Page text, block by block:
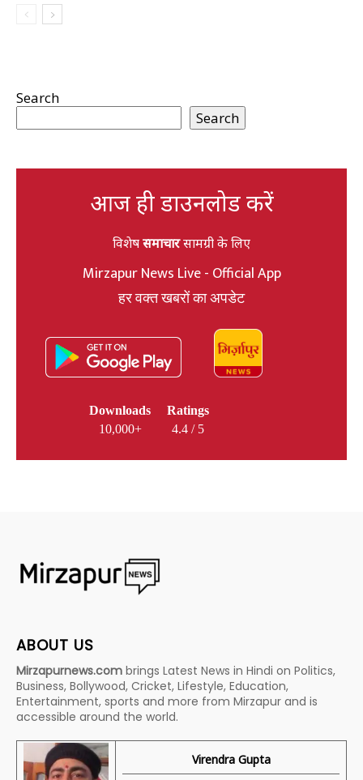
Search
Search
आज ही डाउनलोड करें
विशेषसमाचारसामग्री के लिए
Mirzapur News Live - Official App
हर वक्त खबरों का अपडेट
Downloads
10,000+
Ratings
4.4 / 5
ABOUT US
Mirzapurnews.com brings Latest News in Hindi on Politics,
Business, Bollywood, Cricket, Lifestyle, Education,
Entertainment, sports and more from Mirzapur and is
accessible around the world.
Virendra Gupta